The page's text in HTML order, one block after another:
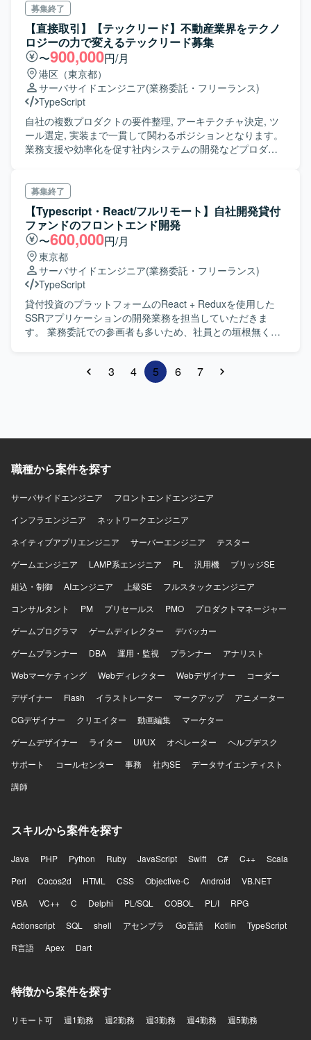
どに関わるチャンスもあります。 志向性に応じて、積極的
にインフラ,フロントエンド,マネジメント経験も積めるよう
配慮します。
募集終了
【直接取引】【テックリード】不動産業界をテクノ
ロジーの力で変えるテックリード募集
〜900,000円/月
港区（東京都）
サーバサイドエンジニア(業務委託・フリーランス)
TypeScript
自社の複数プロダクトの要件整理, アーキテクチャ決定, ツ
ール選定, 実装まで一貫して関わるポジションとなります。
業務支援や効率化を促す社内システムの開発などプロダク
います。 技術スタック - 言語, フレームワーク - TypeScript
- React.js - Next.js - ミドルウェア - Docker - Vite -
Webpack - Node.js - BigQuery - Metabase - インフラ -
Firebase - CloudRun - GCP - Saas - Github - Algolia -
募集終了
【Typescript・React/フルリモート】自社開発貸付
ファンドのフロントエンド開発
〜600,000円/月
東京都
サーバサイドエンジニア(業務委託・フリーランス)
TypeScript
貸付投資のプラットフォームのReact + Reduxを使用した
SSRアプリケーションの開発業務を担当していただきま
す。 業務委託での参画者も多いため、社員との垣根無くフ
3 4 5 6 7
職種から案件を探す
サーバサイドエンジニア
フロントエンドエンジニア
インフラエンジニア
ネットワークエンジニア
ネイティブアプリエンジニア
サーバーエンジニア
テスター
ゲームエンジニア
LAMP系エンジニア PL 汎用機
ブリッジSE
組込・制御
AIエンジニア 上級SE
フルスタックエンジニア
コンサルタント
PM プリセールス PMO
プロダクトマネージャー
ゲームプログラマ
ゲームディレクター
デバッカー
ゲームプランナー
DBA 運用・監視 プランナー
アナリスト
Webマーケティング
Webディレクター Webデザイナー
コーダー
デザイナー
Flash イラストレーター マークアップ
アニメーター
CGデザイナー
クリエイター 動画編集
マーケター
ゲームデザイナー
ライター UI/UX オペレーター
ヘルプデスク
サポート
コールセンター 事務 社内SE
データサイエンティスト
講師
スキルから案件を探す
Java PHP Python Ruby JavaScript Swift C# C++
Scala
Perl
Cocos2d HTML CSS Objective-C Android
VB.NET
VBA
VC++ C Delphi PL/SQL COBOL PL/I
RPG
Actionscript
SQL shell アセンブラ Go言語 Kotlin
TypeScript
R言語
Apex Dart
特徴から案件を探す
リモート可 週1勤務 週2勤務 週3勤務 週4勤務 週5勤務